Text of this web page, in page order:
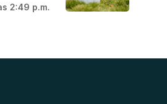
2:49 p.m.